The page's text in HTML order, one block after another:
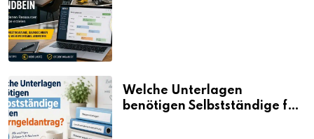
Welche Unterlagen
benötigen Selbstständige für